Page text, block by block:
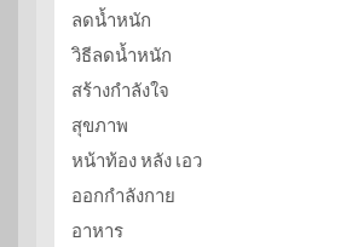
ลดน้ำหนัก
วิธีลดน้ำหนัก
สร้างกำลังใจ
สุขภาพ
หน้าท้อง หลัง เอว
ออกกำลังกาย
อาหาร